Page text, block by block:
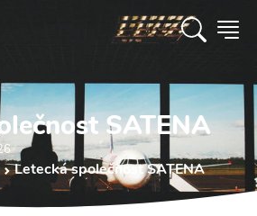
SATENA
Letecká společnost SATENA